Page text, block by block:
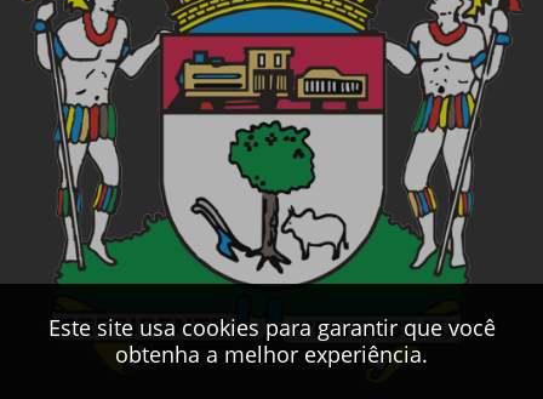
Este site usa cookies para garantir que você
obtenha a melhor experiência.